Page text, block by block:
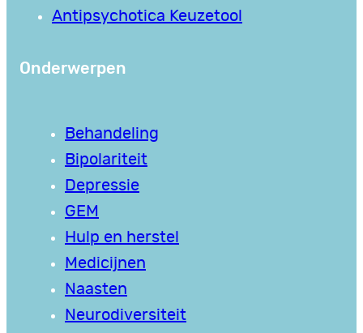
Antipsychotica Keuzetool
Onderwerpen
Behandeling
Bipolariteit
Depressie
GEM
Hulp en herstel
Medicijnen
Naasten
Neurodiversiteit